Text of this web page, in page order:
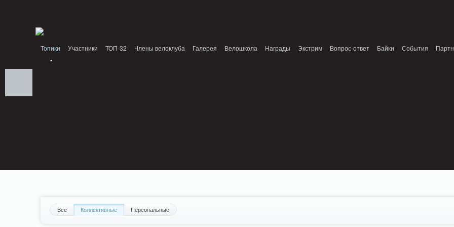
Топики Участники ТОП-32 Члены велоклуба Галерея Велошкола Награды Экстрим Вопрос-ответ Байки События
Все Коллективные Персональные